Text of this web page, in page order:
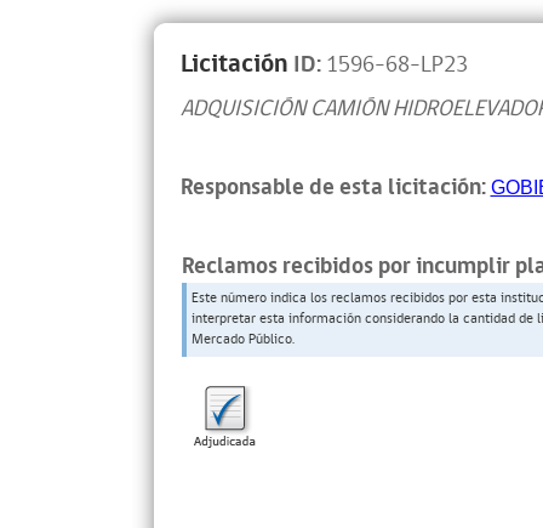
Licitación ID:1596-68-LP23
ADQUISICIÓN CAMIÓN
Responsable de esta licitación:
Reclamos recibidos por incumplir
Este número indica los reclamos recibidos por esta
interpretar esta información considerando la cantidad
Mercado Público.